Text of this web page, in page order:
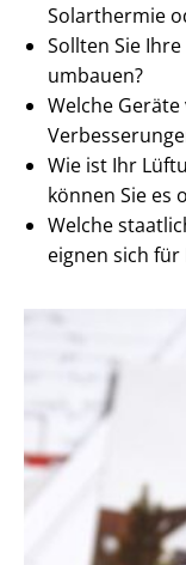
Solarthermie
Sollten Sie
umbauen?
Welche
Wie ist Ihr
können Sie es
Welche
eignen sich